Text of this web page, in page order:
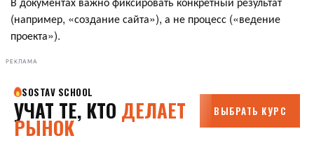
(например, «создание сайта»), а не процесс («ведение
проекта»).
РЕКЛАМА